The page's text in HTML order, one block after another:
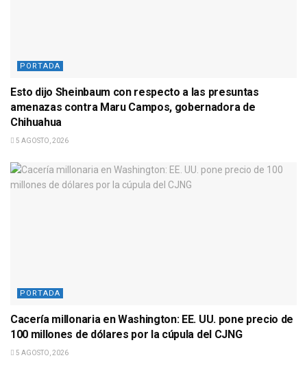
PORTADA
Esto dijo Sheinbaum con respecto a las presuntas
amenazas contra Maru Campos, gobernadora de
Chihuahua
5 AGOSTO, 2026
PORTADA
Cacería millonaria en Washington: EE. UU. pone precio de
100 millones de dólares por la cúpula del CJNG
5 AGOSTO, 2026